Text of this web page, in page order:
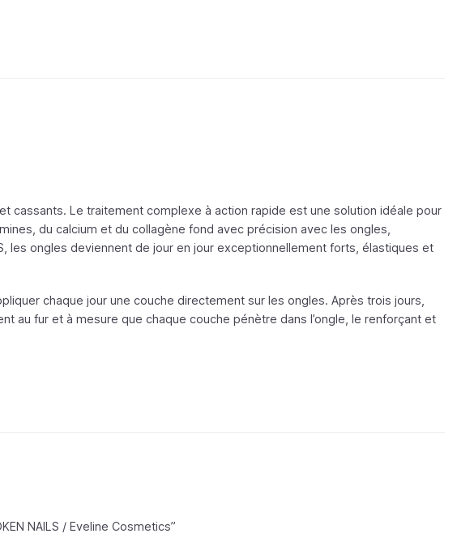
Le traitement complexe à action rapide est une solution idéale pour
du calcium et du collagène fond avec précision avec les ongles,
les ongles deviennent de jour en jour exceptionnellement forts, élastiques et
chaque jour une couche directement sur les ongles. Après trois jours,
au fur et à mesure que chaque couche pénètre dans l’ongle, le renforçant et
NAILS / Eveline Cosmetics”